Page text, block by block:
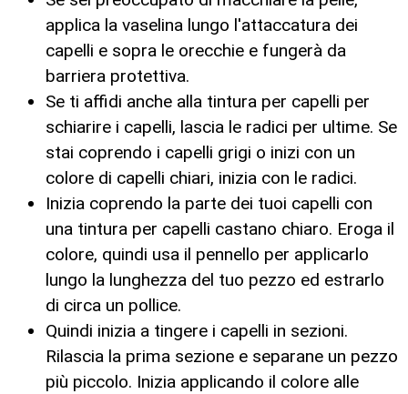
applica la vaselina lungo l'attaccatura dei
capelli e sopra le orecchie e fungerà da
barriera protettiva.
Se ti affidi anche alla tintura per capelli per
schiarire i capelli, lascia le radici per ultime. Se
stai coprendo i capelli grigi o inizi con un
colore di capelli chiari, inizia con le radici.
Inizia coprendo la parte dei tuoi capelli con
una tintura per capelli castano chiaro. Eroga il
colore, quindi usa il pennello per applicarlo
lungo la lunghezza del tuo pezzo ed estrarlo
di circa un pollice.
Quindi inizia a tingere i capelli in sezioni.
Rilascia la prima sezione e separane un pezzo
più piccolo. Inizia applicando il colore alle